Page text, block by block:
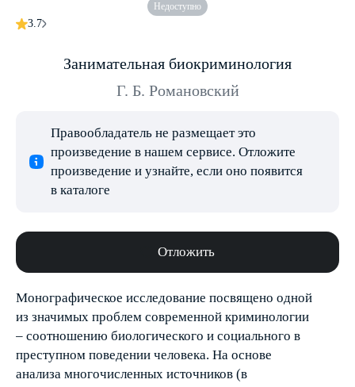
Недоступно
3.7
Занимательная биокриминология
Г. Б. Романовский
Правообладатель не размещает это
произведение в нашем сервисе. Отложите
произведение и узнайте, если оно появится
в каталоге
Отложить
Монографическое исследование посвящено одной
из значимых проблем современной криминологии
– соотношению биологического и социального в
преступном поведении человека. На основе
анализа многочисленных источников (в